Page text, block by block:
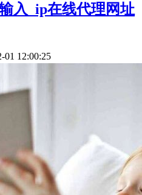
入_ip在线代理网址
01 12:00:25